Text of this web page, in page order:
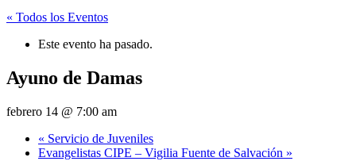
« Todos los Eventos
Este evento ha pasado.
Ayuno de Damas
febrero 14 @ 7:00 am
« Servicio de Juveniles
Evangelistas CIPE – Vigilia Fuente de Salvación »